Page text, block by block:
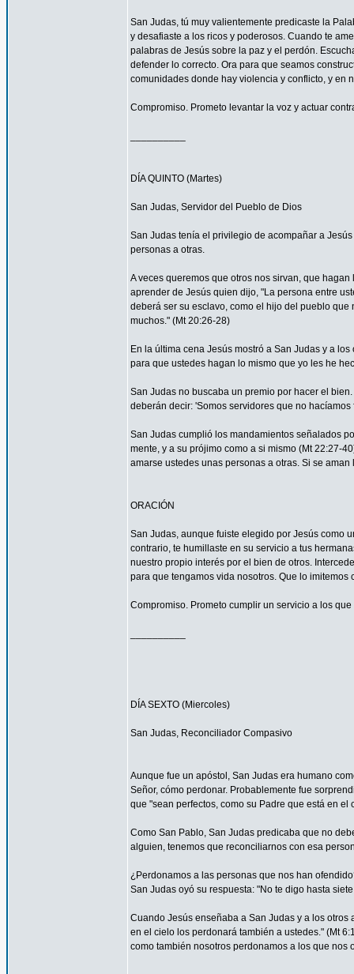
San Judas, tú muy valientemente predicaste la
y desafiaste a los ricos y poderosos. Cuando te
palabras de Jesús sobre la paz y el perdón.
defender lo correcto. Ora para que seamos
comunidades donde hay violencia y conflicto, y en
Compromiso. Prometo levantar la voz y actuar
DÍA QUINTO (Martes)
San Judas, Servidor del Pueblo de Dios
San Judas tenía el privilegio de acompañar a
personas a otras.
A veces queremos que otros nos sirvan, que
aprender de Jesús quien dijo, "La persona entre
deberá ser su esclavo, como el hijo del pueblo
muchos." (Mt 20:26-28)
En la última cena Jesús mostró a San Judas y a
para que ustedes hagan lo mismo que yo les he
San Judas no buscaba un premio por hacer el
deberán decir: 'Somos servidores que no
San Judas cumplió los mandamientos señalados
mente, y a su prójimo como a si mismo (Mt 22:27-
amarse ustedes unas personas a otras. Si se
ORACIÓN
San Judas, aunque fuiste elegido por Jesús como
contrario, te humillaste en su servicio a tus
nuestro propio interés por el bien de otros.
para que tengamos vida nosotros. Que lo
Compromiso. Prometo cumplir un servicio a los
DÍA SEXTO (Miercoles)
San Judas, Reconciliador Compasivo
Aunque fue un apóstol, San Judas era humano
Señor, cómo perdonar. Probablemente fue
que "sean perfectos, como su Padre que está en el
Como San Pablo, San Judas predicaba que no
alguien, tenemos que reconciliarnos con esa
¿Perdonamos a las personas que nos han
San Judas oyó su respuesta: "No te digo hasta
Cuando Jesús enseñaba a San Judas y a los
en el cielo los perdonará también a ustedes." (Mt
como también nosotros perdonamos a los que nos